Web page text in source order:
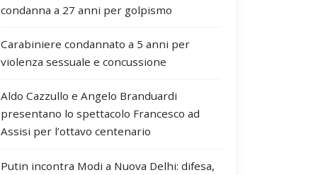
condanna a 27 anni per golpismo
Carabiniere condannato a 5 anni per
violenza sessuale e concussione
Aldo Cazzullo e Angelo Branduardi
presentano lo spettacolo Francesco ad
Assisi per l’ottavo centenario
Putin incontra Modi a Nuova Delhi: difesa,